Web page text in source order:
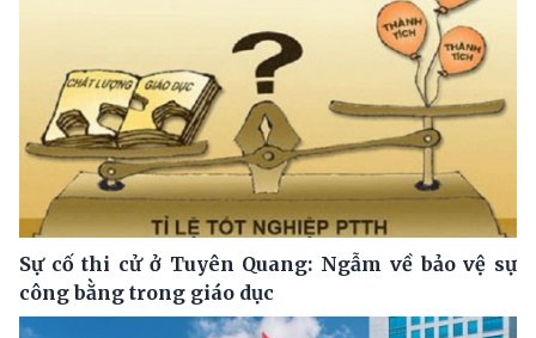
Sự cố thi cử ở Tuyên Quang: Ngẫm về bảo vệ sự
công bằng trong giáo dục